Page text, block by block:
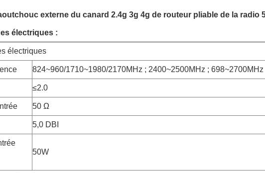
externe du canard 2.4g 3g 4g de routeur pliable de la radio
électriques :
électriques
824~960/1710~1980/2170MHz ; 2400~2500MHz ; 698~2700MHz
≤2.0
50 Ω
5,0 DBI
50W